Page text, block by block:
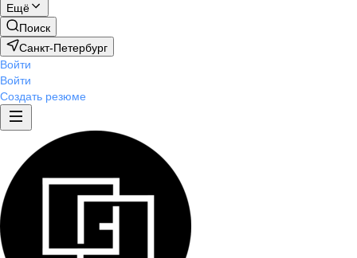
Ещё
Поиск
Санкт-Петербург
Войти
Войти
Создать резюме